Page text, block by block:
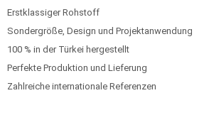
Erstklassiger Rohstoff
Sondergröße, Design und Projektanwendung
100 % in der Türkei hergestellt
Perfekte Produktion und Lieferung
Zahlreiche internationale Referenzen